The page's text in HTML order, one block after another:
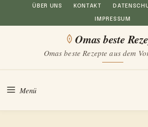
Inhalt
ÜBER UNS KONTAKT
IMPRESSUM
Omas beste
Omas beste Rezepte aus dem
Menü